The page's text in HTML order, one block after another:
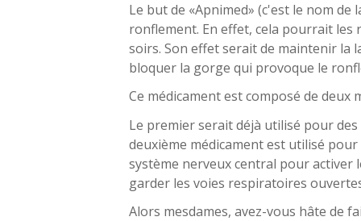
Le but de «Apnimed» (c'est le nom
ronflement. En effet, cela pourrait
soirs. Son effet serait de maintenir la
bloquer la gorge qui provoque le
Ce médicament est composé de
Le premier serait déjà utilisé pour
deuxième médicament est utilisé
système nerveux central pour activer
garder les voies respiratoires
Alors mesdames, avez-vous hâte de